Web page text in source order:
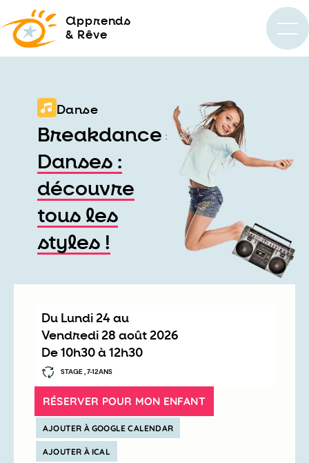
apprends
& Rêve
Danse
Breakdance :
Danses :
découvre
tous les
styles !
Du lundi 24 au
vendredi 28 août 2026
De 10h30à 12h30
STAGE , 7-12ANS
RÉSERVER POUR MON ENFANT
AJOUTER À GOOGLE CALENDAR
AJOUTER À ICAL